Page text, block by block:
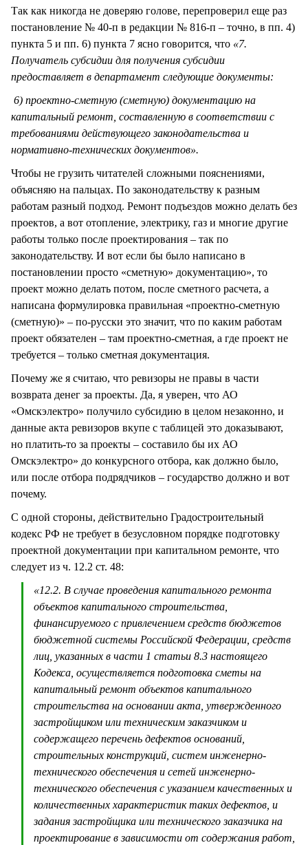
Так как никогда не доверяю голове, перепроверил еще раз
постановление № 40-п в редакции № 816-п – точно, в пп. 4)
пункта 5 и пп. 6) пункта 7 ясно говорится, что «7.
Получатель субсидии для получения субсидии
предоставляет в департамент следующие документы:
6) проектно-сметную (сметную) документацию на
капитальный ремонт, составленную в соответствии с
требованиями действующего законодательства и
нормативно-технических документов».
Чтобы не грузить читателей сложными пояснениями,
объясняю на пальцах. По законодательству к разным
работам разный подход. Ремонт подъездов можно делать без
проектов, а вот отопление, электрику, газ и многие другие
работы только после проектирования – так по
законодательству. И вот если бы было написано в
постановлении просто «сметную» документацию», то
проект можно делать потом, после сметного расчета, а
написана формулировка правильная «проектно-сметную
(сметную)» – по-русски это значит, что по каким работам
проект обязателен – там проектно-сметная, а где проект не
требуется – только сметная документация.
Почему же я считаю, что ревизоры не правы в части
возврата денег за проекты. Да, я уверен, что АО
«Омскэлектро» получило субсидию в целом незаконно, и
данные акта ревизоров вкупе с таблицей это доказывают,
но платить-то за проекты – составило бы их АО
Омскэлектро» до конкурсного отбора, как должно было,
или после отбора подрядчиков – государство должно и вот
почему.
С одной стороны, действительно Градостроительный
кодекс РФ не требует в безусловном порядке подготовку
проектной документации при капитальном ремонте, что
следует из ч. 12.2 ст. 48:
«12.2. В случае проведения капитального ремонта
объектов капитального строительства,
финансируемого с привлечением средств бюджетов
бюджетной системы Российской Федерации, средств
лиц, указанных в части 1 статьи 8.3 настоящего
Кодекса, осуществляется подготовка сметы на
капитальный ремонт объектов капитального
строительства на основании акта, утвержденного
застройщиком или техническим заказчиком и
содержащего перечень дефектов оснований,
строительных конструкций, систем инженерно-
технического обеспечения и сетей инженерно-
технического обеспечения с указанием качественных и
количественных характеристик таких дефектов, и
задания застройщика или технического заказчика на
проектирование в зависимости от содержания работ,